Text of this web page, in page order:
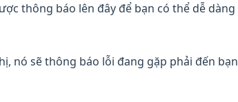
thông báo lên đây để bạn có thể dễ dàng
nó sẽ thông báo lỗi đang gặp phải đến bạn